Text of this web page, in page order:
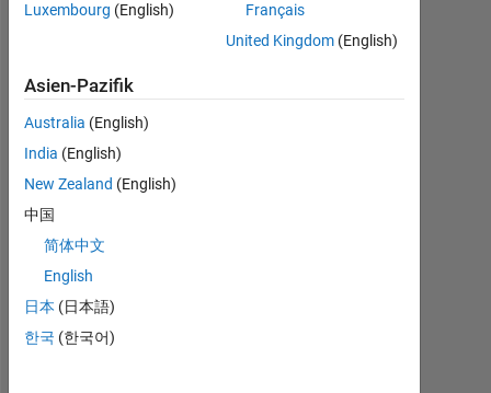
BEITRÄGE L
-2
-1
1
2
3
4
6
7
RANG
184.085
Luxembourg (English)
Français
United Kingdom (English)
Asien-Pazifik
Australia (English)
India (English)
New Zealand (English)
中国
简体中文
English
日本 (日本語)
한국 (한국어)